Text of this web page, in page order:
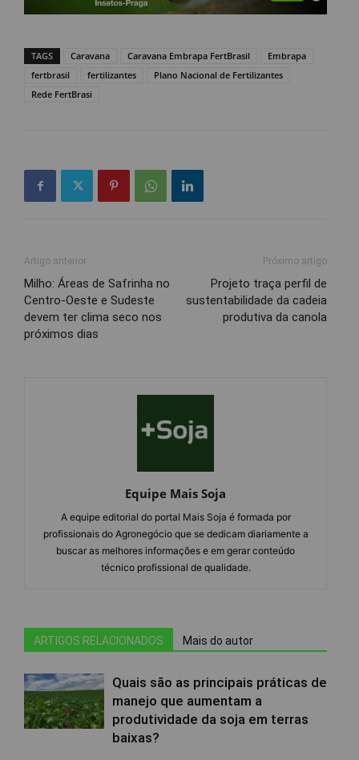
TAGS Caravana Caravana Embrapa FertBrasil
Embrapa
fertbrasil
fertilizantes
Plano Nacional de Fertilizantes
Rede FertBrasi
Artigo anterior
Milho: Áreas de Safrinha no
Centro-Oeste e Sudeste
devem ter clima seco nos
próximos dias
Próximo artigo
Projeto traça perfil de
sustentabilidade da cadeia
produtiva da canola
Equipe Mais Soja
A equipe editorial do portal Mais Soja é formada por
profissionais do Agronegócio que se dedicam diariamente a
buscar as melhores informações e em gerar conteúdo
técnico profissional de qualidade.
ARTIGOS RELACIONADOS Mais do autor
Quais são as principais práticas de
manejo que aumentam a
produtividade da soja em terras
baixas?